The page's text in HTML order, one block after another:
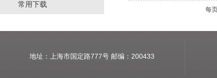
常用下载
每
地址：上海市国定路777号 邮编：200433